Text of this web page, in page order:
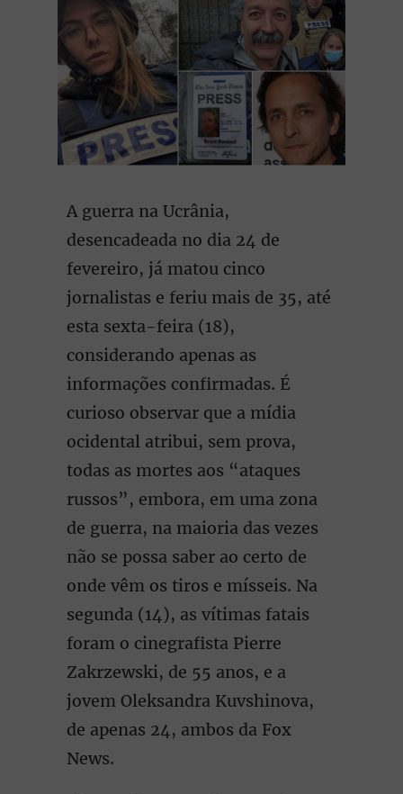
A guerra na Ucrânia,
desencadeada no dia 24 de
fevereiro, já matou cinco
jornalistas e feriu mais de 35, até
esta sexta-feira (18),
considerando apenas as
informações confirmadas. É
curioso observar que a mídia
ocidental atribui, sem prova,
todas as mortes aos “ataques
russos”, embora, em uma zona
de guerra, na maioria das vezes
não se possa saber ao certo de
onde vêm os tiros e mísseis. Na
segunda (14), as vítimas fatais
foram o cinegrafista Pierre
Zakrzewski, de 55 anos, e a
jovem Oleksandra Kuvshinova,
de apenas 24, ambos da Fox
News.